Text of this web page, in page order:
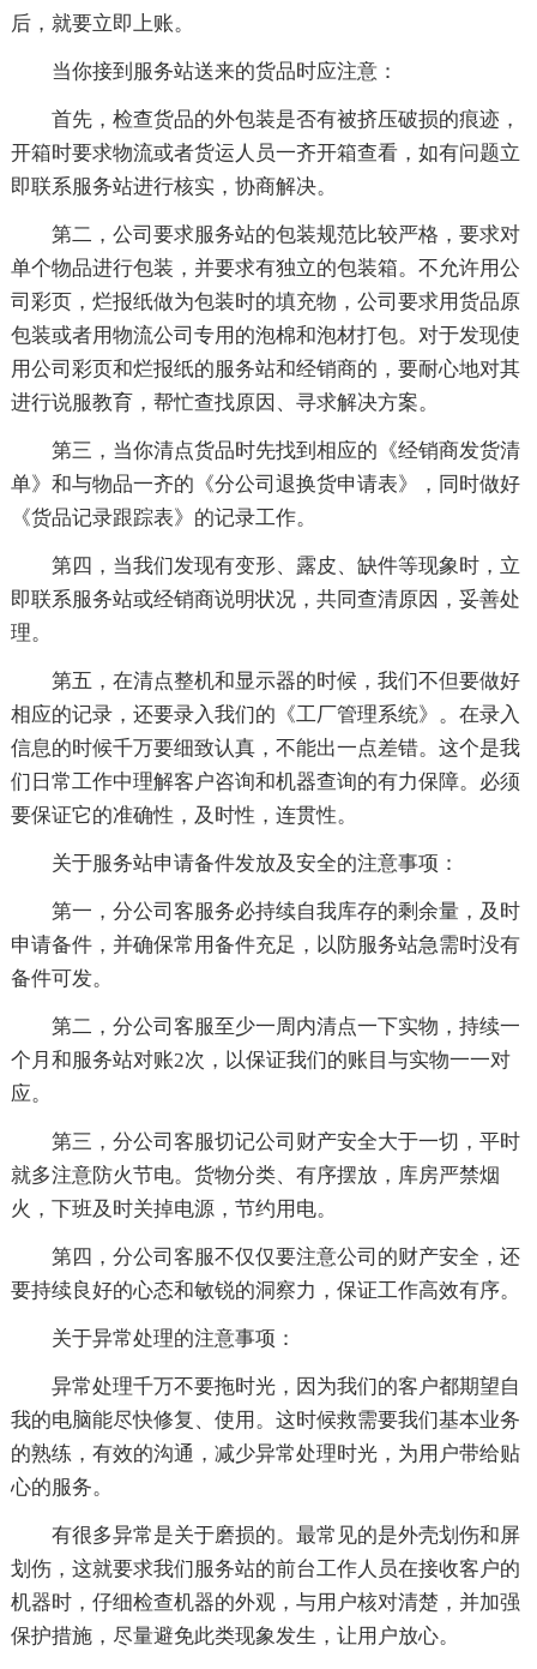
后，就要立即上账。
当你接到服务站送来的货品时应注意：
首先，检查货品的外包装是否有被挤压破损的痕迹，
开箱时要求物流或者货运人员一齐开箱查看，如有问题立
即联系服务站进行核实，协商解决。
第二，公司要求服务站的包装规范比较严格，要求对
单个物品进行包装，并要求有独立的包装箱。不允许用公
司彩页，烂报纸做为包装时的填充物，公司要求用货品原
包装或者用物流公司专用的泡棉和泡材打包。对于发现使
用公司彩页和烂报纸的服务站和经销商的，要耐心地对其
进行说服教育，帮忙查找原因、寻求解决方案。
第三，当你清点货品时先找到相应的《经销商发货清
单》和与物品一齐的《分公司退换货申请表》，同时做好
《货品记录跟踪表》的记录工作。
第四，当我们发现有变形、露皮、缺件等现象时，立
即联系服务站或经销商说明状况，共同查清原因，妥善处
理。
第五，在清点整机和显示器的时候，我们不但要做好
相应的记录，还要录入我们的《工厂管理系统》。在录入
信息的时候千万要细致认真，不能出一点差错。这个是我
们日常工作中理解客户咨询和机器查询的有力保障。必须
要保证它的准确性，及时性，连贯性。
关于服务站申请备件发放及安全的注意事项：
第一，分公司客服务必持续自我库存的剩余量，及时
申请备件，并确保常用备件充足，以防服务站急需时没有
备件可发。
第二，分公司客服至少一周内清点一下实物，持续一
个月和服务站对账2次，以保证我们的账目与实物一一对
应。
第三，分公司客服切记公司财产安全大于一切，平时
就多注意防火节电。货物分类、有序摆放，库房严禁烟
火，下班及时关掉电源，节约用电。
第四，分公司客服不仅仅要注意公司的财产安全，还
要持续良好的心态和敏锐的洞察力，保证工作高效有序。
关于异常处理的注意事项：
异常处理千万不要拖时光，因为我们的客户都期望自
我的电脑能尽快修复、使用。这时候救需要我们基本业务
的熟练，有效的沟通，减少异常处理时光，为用户带给贴
心的服务。
有很多异常是关于磨损的。最常见的是外壳划伤和屏
划伤，这就要求我们服务站的前台工作人员在接收客户的
机器时，仔细检查机器的外观，与用户核对清楚，并加强
保护措施，尽量避免此类现象发生，让用户放心。